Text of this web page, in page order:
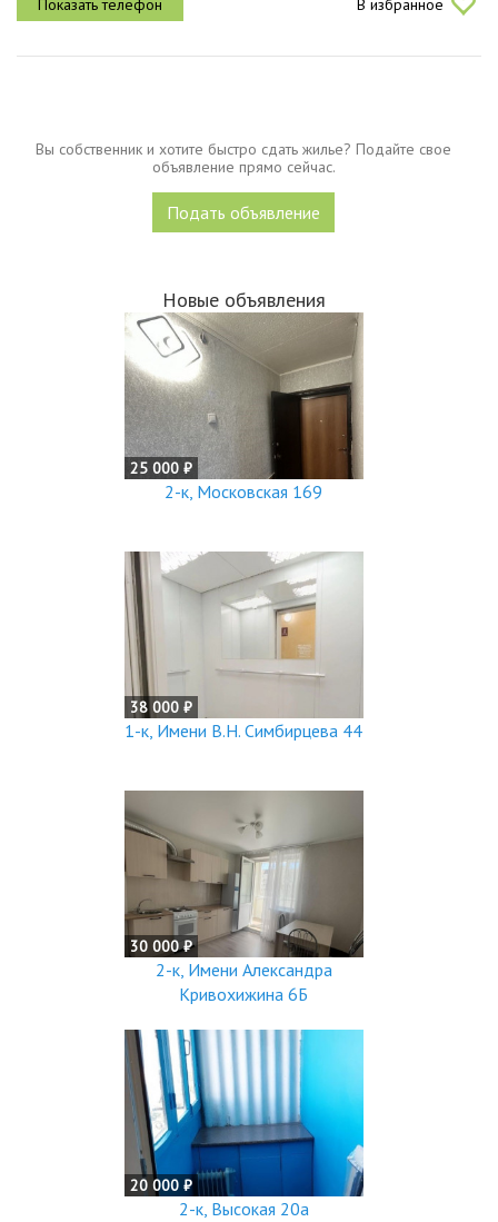
В избранное
Вы собственник и хотите быстро сдать жилье? Подайте свое
объявление прямо сейчас.
Подать объявление
Новые объявления
25 000 ₽
2-к, Московская 169
38 000 ₽
1-к, Имени В.Н. Симбирцева 44
30 000 ₽
2-к, Имени Александра
Кривохижина 6Б
20 000 ₽
2-к, Высокая 20а